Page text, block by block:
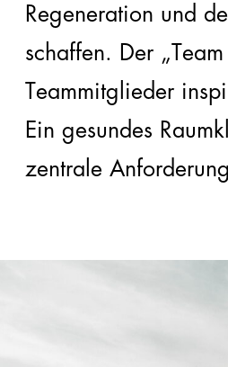
Regeneration und
schaffen. Der
Teammitglieder
Ein gesundes
zentrale